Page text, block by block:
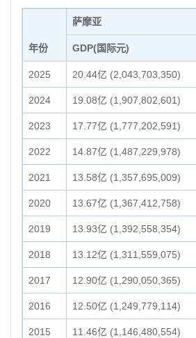
年份
萨摩亚
GDP(国际元)
2025 20.44亿 (2,043,703,350)
2024 19.08亿 (1,907,802,601)
2023 17.77亿 (1,777,202,591)
2022 14.87亿 (1,487,229,978)
2021 13.58亿 (1,357,695,009)
2020 13.67亿 (1,367,412,758)
2019 13.93亿 (1,392,558,354)
2018 13.12亿 (1,311,559,075)
2017 12.90亿 (1,290,050,365)
2016 12.50亿 (1,249,779,114)
2015 11.46亿 (1,146,480,554)